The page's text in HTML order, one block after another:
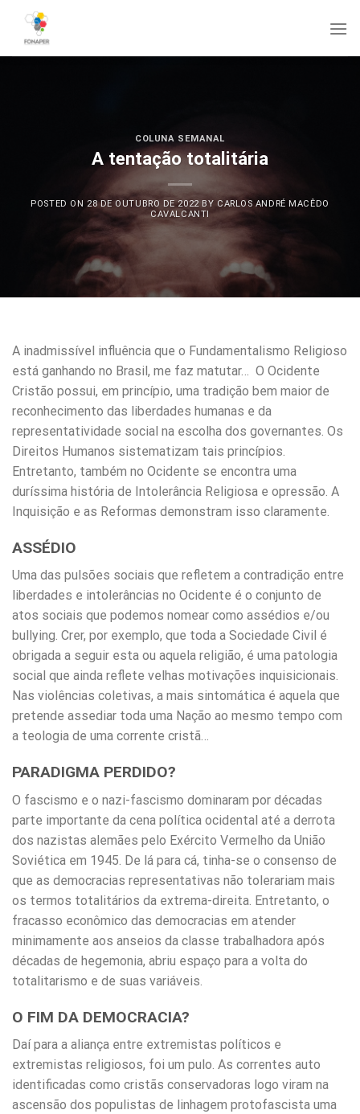
content
COLUNA SEMANAL
A tentação totalitária
POSTED ON 28 DE OUTUBRO DE 2022BY CARLOS ANDRÉ MACÊDO
CAVALCANTI
A inadmissível influência que o Fundamentalismo Religioso
está ganhando no Brasil, me faz matutar… O Ocidente
Cristão possui, em princípio, uma tradição bem maior de
reconhecimento das liberdades humanas e da
representatividade social na escolha dos governantes. Os
Direitos Humanos sistematizam tais princípios.
Entretanto, também no Ocidente se encontra uma
duríssima história de Intolerância Religiosa e opressão. A
Inquisição e as Reformas demonstram isso claramente.
ASSÉDIO
Uma das pulsões sociais que refletem a contradição entre
liberdades e intolerâncias no Ocidente é o conjunto de
atos sociais que podemos nomear como assédios e/ou
bullying. Crer, por exemplo, que toda a Sociedade Civil é
obrigada a seguir esta ou aquela religião, é uma patologia
social que ainda reflete velhas motivações inquisicionais.
Nas violências coletivas, a mais sintomática é aquela que
pretende assediar toda uma Nação ao mesmo tempo com
a teologia de uma corrente cristã…
PARADIGMA PERDIDO?
O fascismo e o nazi-fascismo dominaram por décadas
parte importante da cena política ocidental até a derrota
dos nazistas alemães pelo Exército Vermelho da União
Soviética em 1945. De lá para cá, tinha-se o consenso de
que as democracias representativas não tolerariam mais
os termos totalitários da extrema-direita. Entretanto, o
fracasso econômico das democracias em atender
minimamente aos anseios da classe trabalhadora após
décadas de hegemonia, abriu espaço para a volta do
totalitarismo e de suas variáveis.
O FIM DA DEMOCRACIA?
Daí para a aliança entre extremistas políticos e
extremistas religiosos, foi um pulo. As correntes auto
identificadas como cristãs conservadoras logo viram na
ascensão dos populistas de linhagem protofascista uma